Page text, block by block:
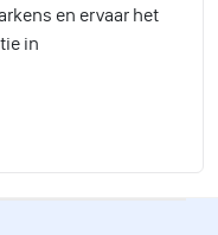
en ervaar het
in